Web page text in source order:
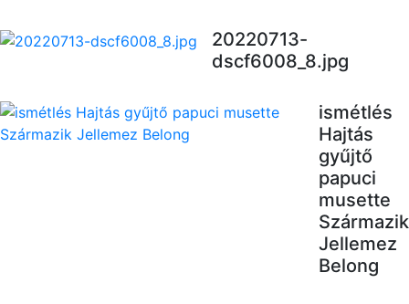
20220713-
dscf6008_8.jpg
ismétlés
Hajtás
gyűjtő
papuci
musette
Származik
Jellemez
Belong